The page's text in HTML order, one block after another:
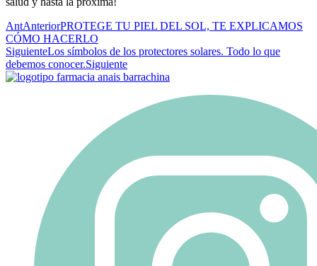
AntAnteriorPROTEGE TU PIEL DEL SOL, TE EXPLICAMOS
CÓMO HACERLO
SiguienteLos símbolos de los protectores solares. Todo lo que
debemos conocer.Siguiente